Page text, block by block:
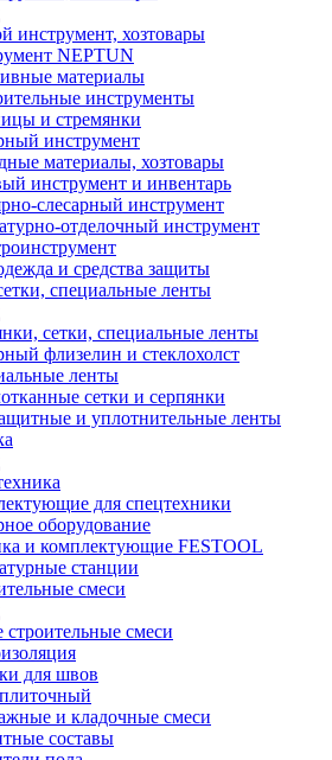
инструмент, хозтовары
NEPTUN
материалы
инструменты
и стремянки
инструмент
материалы, хозтовары
инструмент и инвентарь
слесарный инструмент
отделочный инструмент
и средства защиты
специальные ленты
сетки, специальные ленты
флизелин и стеклохолст
ленты
сетки и серпянки
и уплотнительные ленты
для спецтехники
оборудование
и комплектующие FESTOOL
станции
смеси
строительные смеси
для швов
и кладочные смеси
составы